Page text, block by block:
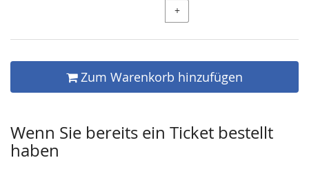
+
Zum Warenkorb hinzufügen
Wenn Sie bereits ein Ticket bestellt
haben